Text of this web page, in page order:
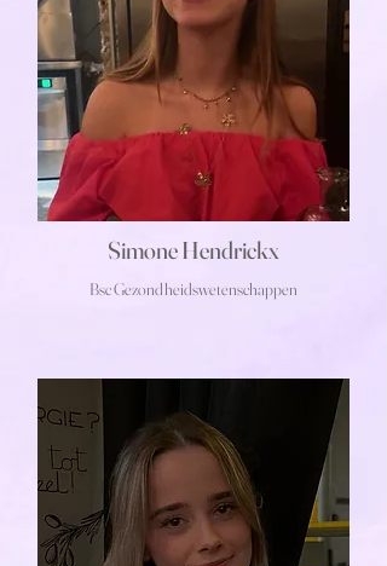
Simone Hendrickx
Bsc Gezondheidswetenschappen